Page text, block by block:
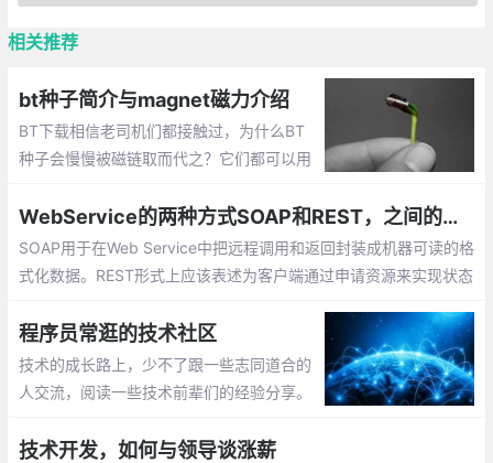
相关推荐
bt种子简介与magnet磁力介绍
BT下载相信老司机们都接触过，为什么BT
种子会慢慢被磁链取而代之？它们都可以用
别，背后的技术上又有何不同？
WebService的两种方式SOAP和REST，之间的区别与优缺点
SOAP用于在Web Service中把远程调用和返回封装成机器可读的格
式化数据。REST形式上应该表述为客户端通过申请资源来实现状态
程序员常逛的技术社区
技术的成长路上，少不了跟一些志同道合的
人交流，阅读一些技术前辈们的经验分享。
伴，让码字之余，在技术、以及技术以外，
技术开发，如何与领导谈涨薪